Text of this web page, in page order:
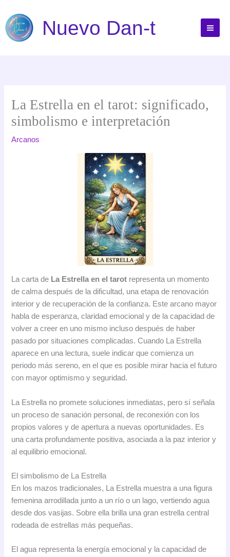
contenido
Nuevo Dan-t
La Estrella en el tarot: significado,
simbolismo e interpretación
Arcanos
La carta de La Estrella en el tarot representa un momento
de calma después de la dificultad, una etapa de renovación
interior y de recuperación de la confianza. Este arcano mayor
habla de esperanza, claridad emocional y de la capacidad de
volver a creer en uno mismo incluso después de haber
pasado por situaciones complicadas. Cuando La Estrella
aparece en una lectura, suele indicar que comienza un
periodo más sereno, en el que es posible mirar hacia el futuro
con mayor optimismo y seguridad.
La Estrella no promete soluciones inmediatas, pero sí señala
un proceso de sanación personal, de reconexión con los
propios valores y de apertura a nuevas oportunidades. Es
una carta profundamente positiva, asociada a la paz interior y
al equilibrio emocional.
El simbolismo de La Estrella
En los mazos tradicionales, La Estrella muestra a una figura
femenina arrodillada junto a un río o un lago, vertiendo agua
desde dos vasijas. Sobre ella brilla una gran estrella central
rodeada de estrellas más pequeñas.
El agua representa la energía emocional y la capacidad de